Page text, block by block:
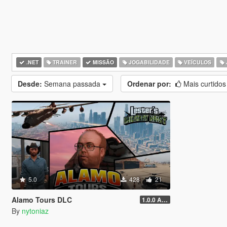
.NET TRAINER MISSÃO JOGABILIDADE VEÍCULOS
Desde: Semana passada Ordenar por: Mais curtidos
5.0 428 21
Alamo Tours DLC 1.0.0 Alpha
By nytoniaz